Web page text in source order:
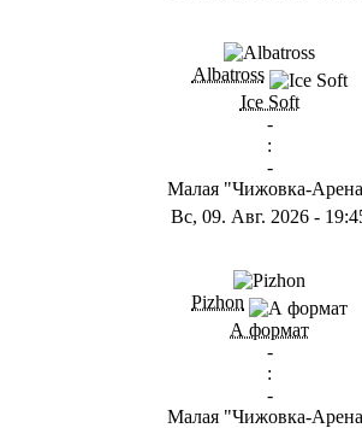
Albatross
Ice Soft
-
:
-
Малая "Чижовка-
Вс, 09. Авг. 2026 -
Pizhon
А формат
-
:
-
Малая "Чижовка-